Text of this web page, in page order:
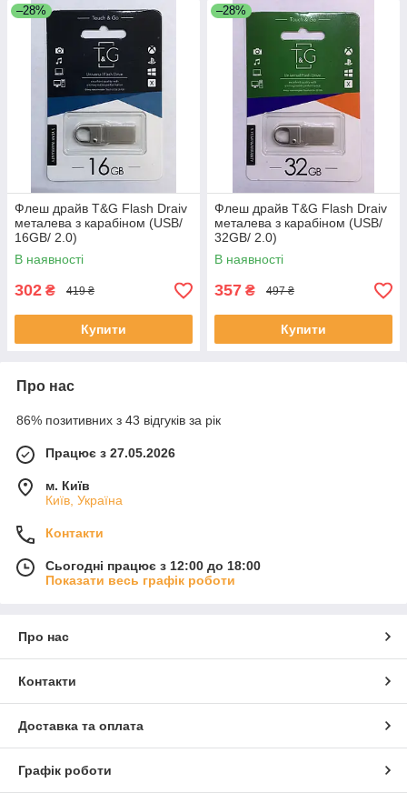
–28%
Флеш драйв T&G Flash Draiv
металева з карабiном (USB/
16GB/ 2.0)
В наявності
302 ₴ 419 ₴
Купити
–28%
Флеш драйв T&G Flash Draiv
металева з карабiном (USB/
32GB/ 2.0)
В наявності
357 ₴ 497 ₴
Купити
Про нас
86% позитивних з 43 відгуків за рік
Працює з 27.05.2026
м. Київ
Київ, Україна
Контакти
Сьогодні працює з 12:00 до 18:00
Показати весь графік роботи
Про нас
Контакти
Доставка та оплата
Графік роботи